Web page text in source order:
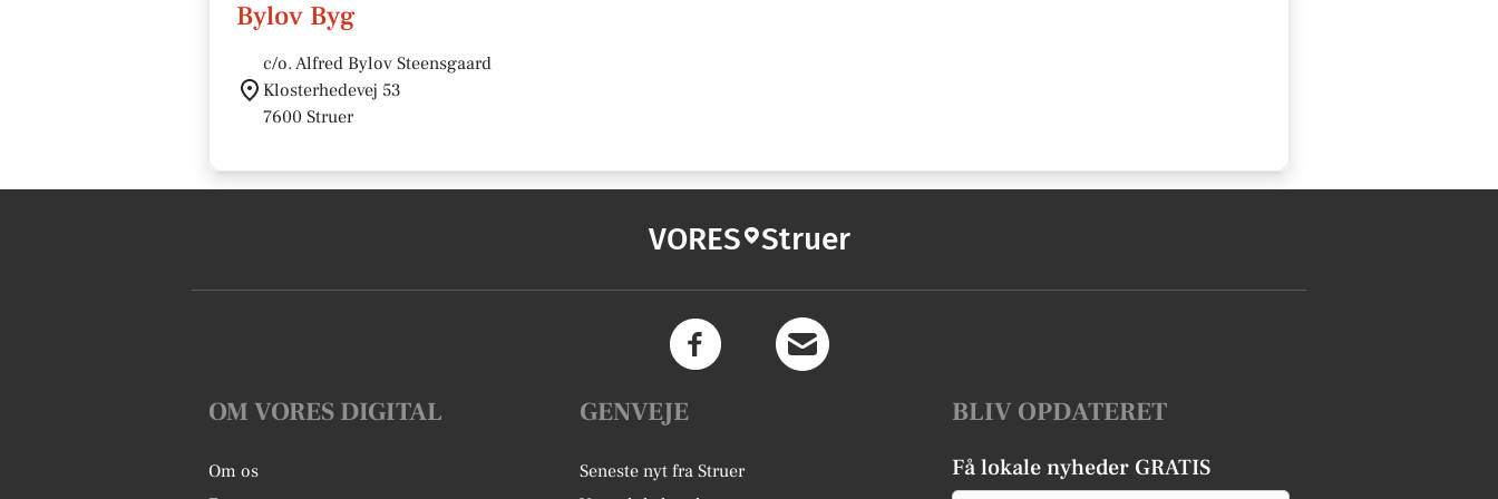
Bylov Byg
c/o. Alfred Bylov Steensgaard
Klosterhedevej 53
7600 Struer
VORES Struer
OM VORES DIGITAL
Om os
GENVEJE
Seneste nyt fra Struer
BLIV OPDATERET
Få lokale nyheder GRATIS